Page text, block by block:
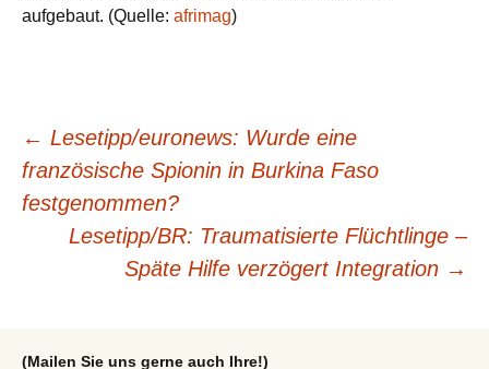
aufgebaut. (Quelle: afrimag)
Beitragsnavigation
← Lesetipp/euronews: Wurde eine
französische Spionin in Burkina Faso
festgenommen?
Lesetipp/BR: Traumatisierte Flüchtlinge –
Späte Hilfe verzögert Integration →
(Mailen Sie uns gerne auch Ihre!)